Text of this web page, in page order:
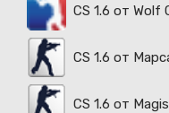
CS 1.6 от Wolf
CS 1.6 от
CS 1.6 от